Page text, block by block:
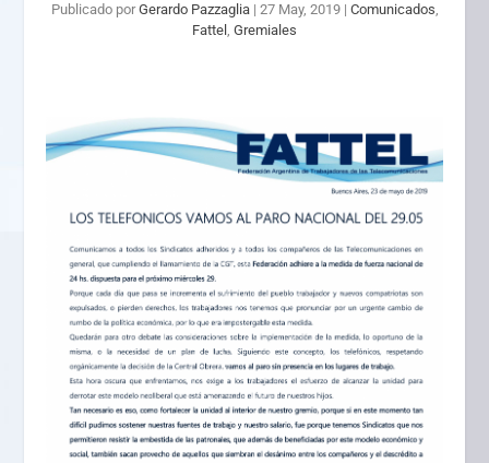
Publicado porGerardo Pazzaglia| 27 May, 2019| Comunicados,
Fattel , Gremiales